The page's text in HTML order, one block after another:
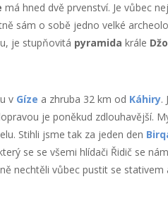
má hned dvě prvenství. Je vůbec
sám o sobě jedno velké
je stupňovitá pyramida krále
v Gíze a zhruba 32 km od Káhiry.
je poněkud zdlouhavější.
Stihli jsme tak za jeden den
se se všemi hlídači Řidič se
nechtěli vůbec pustit se